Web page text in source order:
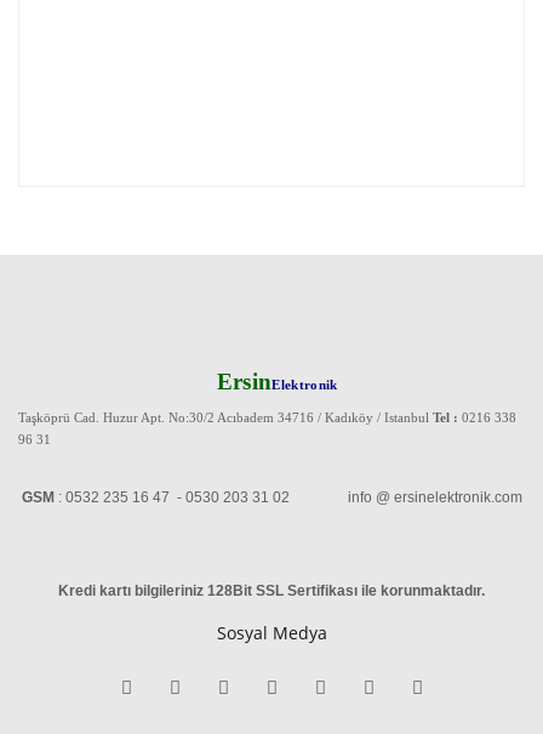
ErsinElektronik
Taşköprü Cad. Huzur Apt. No:30/2 Acıbadem 34716 / Kadıköy / Istanbul Tel : 0216 338
96 31
GSM : 0532 235 16 47 - 0530 203 31 02 info @ ersinelektronik.com
Kredi kartı bilgileriniz 128Bit SSL Sertifikası ile korunmaktadır.
Sosyal Medya